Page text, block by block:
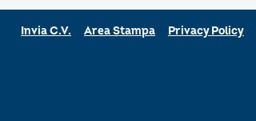
Invia C.V. Area Stampa Privacy Policy